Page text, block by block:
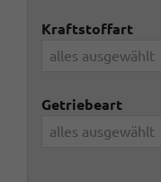
Kraftstoffart
alles ausgewählt
Getriebeart
alles ausgewählt